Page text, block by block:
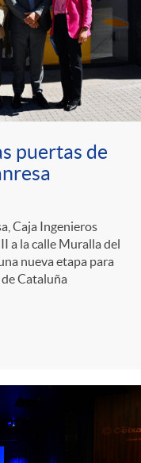
puertas de
Caja Ingenieros
a la calle Muralla del
nueva etapa para
Cataluña